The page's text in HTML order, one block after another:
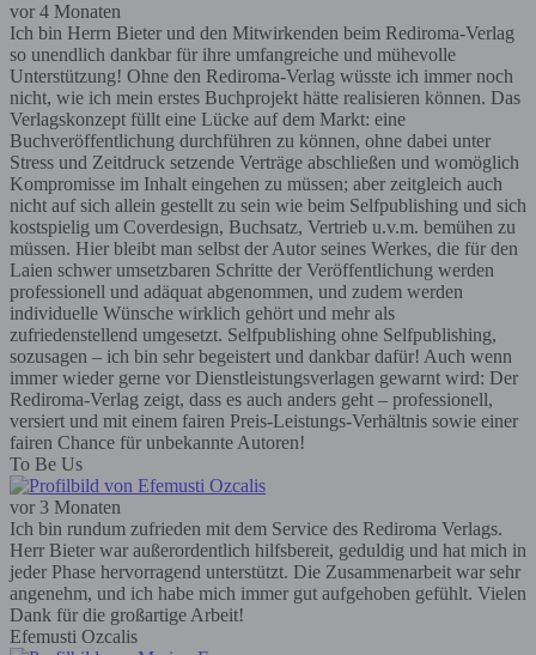
vor 4 Monaten
Ich bin Herrn Bieter und den Mitwirkenden beim Rediroma-Verlag
so unendlich dankbar für ihre umfangreiche und mühevolle
Unterstützung! Ohne den Rediroma-Verlag wüsste ich immer noch
nicht, wie ich mein erstes Buchprojekt hätte realisieren können. Das
Verlagskonzept füllt eine Lücke auf dem Markt: eine
Buchveröffentlichung durchführen zu können, ohne dabei unter
Stress und Zeitdruck setzende Verträge abschließen und womöglich
Kompromisse im Inhalt eingehen zu müssen; aber zeitgleich auch
nicht auf sich allein gestellt zu sein wie beim Selfpublishing und sich
kostspielig um Coverdesign, Buchsatz, Vertrieb u.v.m. bemühen zu
müssen. Hier bleibt man selbst der Autor seines Werkes, die für den
Laien schwer umsetzbaren Schritte der Veröffentlichung werden
professionell und adäquat abgenommen, und zudem werden
individuelle Wünsche wirklich gehört und mehr als
zufriedenstellend umgesetzt. Selfpublishing ohne Selfpublishing,
sozusagen – ich bin sehr begeistert und dankbar dafür! Auch wenn
immer wieder gerne vor Dienstleistungsverlagen gewarnt wird: Der
Rediroma-Verlag zeigt, dass es auch anders geht – professionell,
versiert und mit einem fairen Preis-Leistungs-Verhältnis sowie einer
fairen Chance für unbekannte Autoren!
To Be Us
vor 3 Monaten
Ich bin rundum zufrieden mit dem Service des Rediroma Verlags.
Herr Bieter war außerordentlich hilfsbereit, geduldig und hat mich in
jeder Phase hervorragend unterstützt. Die Zusammenarbeit war sehr
angenehm, und ich habe mich immer gut aufgehoben gefühlt. Vielen
Dank für die großartige Arbeit!
Efemusti Ozcalis